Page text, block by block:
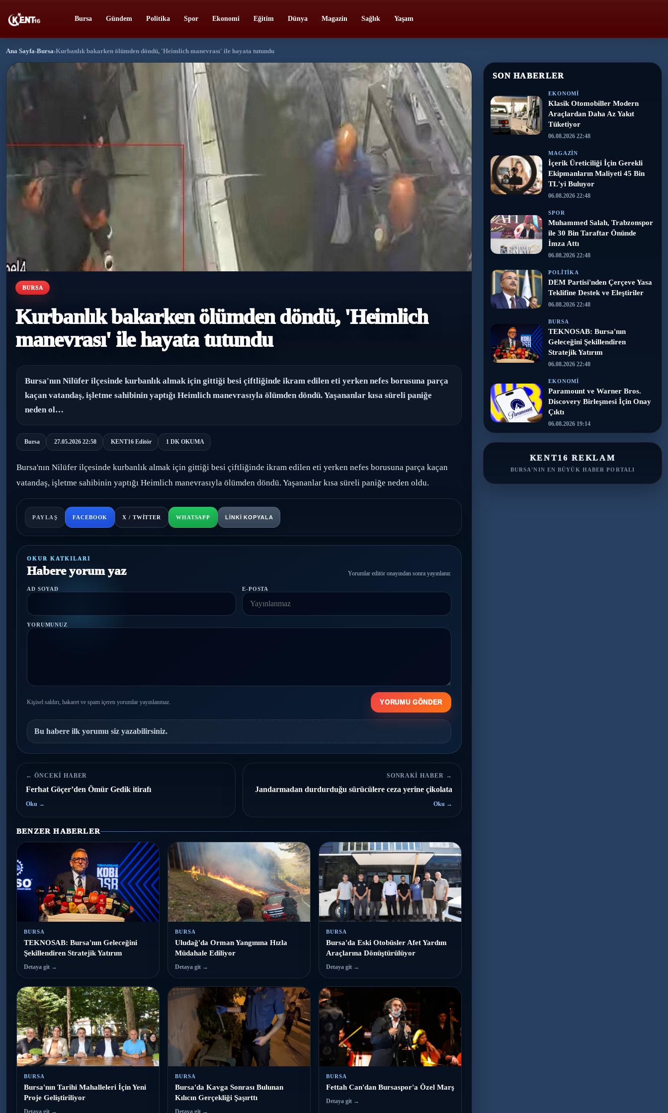
Bursa Gündem Politika Spor Ekonomi Eğitim Dünya Magazin Sağlık Yaşam
Ana Sayfa›Bursa›Kurbanlık bakarken ölümden döndü, 'Heimlich manevrası' ile hayata tutundu
BURSA
Kurbanlık bakarken ölümden döndü, 'Heimlich
manevrası' ile hayata tutundu
Bursa'nın Nilüfer ilçesinde kurbanlık almak için gittiği besi çiftliğinde ikram edilen eti yerken nefes borusuna parça
kaçan vatandaş, işletme sahibinin yaptığı Heimlich manevrasıyla ölümden döndü. Yaşananlar kısa süreli paniğe
neden ol…
Bursa 27.05.2026 22:58 KENT16 Editör 1 DK OKUMA
Bursa'nın Nilüfer ilçesinde kurbanlık almak için gittiği besi çiftliğinde ikram edilen eti yerken nefes borusuna parça kaçan
vatandaş, işletme sahibinin yaptığı Heimlich manevrasıyla ölümden döndü. Yaşananlar kısa süreli paniğe neden oldu.
PAYLAŞ FACEBOOK X / TWITTER WHATSAPP LINKI KOPYALA
OKUR KATKILARI
Habere yorum yaz Yorumlar editör onayından sonra yayınlanır.
AD SOYAD E-POSTA
YORUMUNUZ
Kişisel saldırı, hakaret ve spam içeren yorumlar yayınlanmaz. YORUMU GÖNDER
Bu habere ilk yorumu siz yazabilirsiniz.
← ÖNCEKI HABER
Ferhat Göçer’den Ömür Gedik itirafı
Oku →
SONRAKI HABER →
Jandarmadan durdurduğu sürücülere ceza yerine çikolata
Oku →
BENZER HABERLER
BURSA
TEKNOSAB: Bursa'nın Geleceğini
Şekillendiren Stratejik Yatırım
Detaya git →
BURSA
Uludağ'da Orman Yangınına Hızla
Müdahale Ediliyor
Detaya git →
BURSA
Bursa'da Eski Otobüsler Afet Yardım
Araçlarına Dönüştürülüyor
Detaya git →
BURSA
Bursa'nın Tarihi Mahalleleri İçin Yeni
Proje Geliştiriliyor
Detaya git →
BURSA
Bursa'da Kavga Sonrası Bulunan
Kılıcın Gerçekliği Şaşırttı
Detaya git →
BURSA
Fettah Can'dan Bursaspor'a Özel Marş
Detaya git →
SON HABERLER
EKONOMI
Klasik Otomobiller Modern
Araçlardan Daha Az Yakıt
Tüketiyor
06.08.2026 22:48
MAGAZIN
İçerik Üreticiliği İçin Gerekli
Ekipmanların Maliyeti 45 Bin
TL'yi Buluyor
06.08.2026 22:48
SPOR
Muhammed Salah, Trabzonspor
ile 30 Bin Taraftar Önünde
İmza Attı
06.08.2026 22:48
POLITIKA
DEM Partisi'nden Çerçeve Yasa
Teklifine Destek ve Eleştiriler
06.08.2026 22:48
BURSA
TEKNOSAB: Bursa'nın
Geleceğini Şekillendiren
Stratejik Yatırım
06.08.2026 22:48
EKONOMI
Paramount ve Warner Bros.
Discovery Birleşmesi İçin Onay
Çıktı
06.08.2026 19:14
KENT16 REKLAM
BURSA'NIN EN BÜYÜK HABER PORTALI